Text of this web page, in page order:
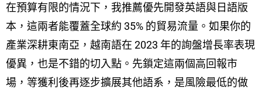
在預算有限的情況下，我推薦優先開發英語與日語版
本，這兩者能覆蓋全球約 35% 的貿易流量。如果你的
產業深耕東南亞，越南語在 2023 年的詢盤增長率表現
優異，也是不錯的切入點。先鎖定這兩個高回報市
場，等獲利後再逐步擴展其他語系，是風險最低的做